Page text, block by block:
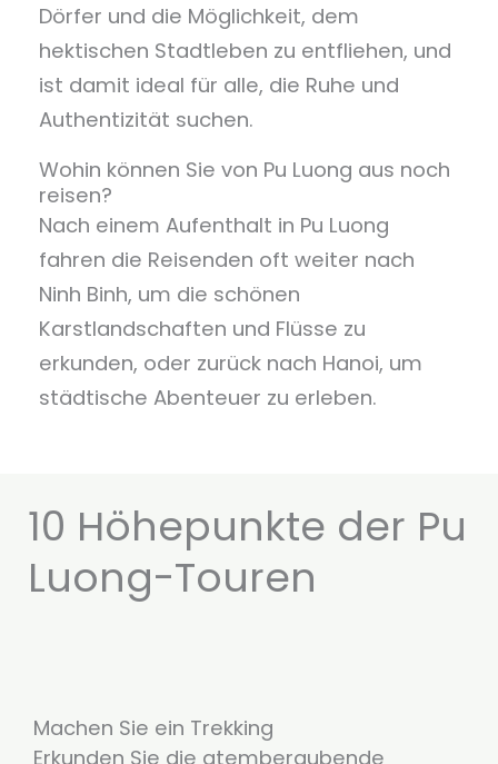
Dörfer und die Möglichkeit, dem
hektischen Stadtleben zu entfliehen, und
ist damit ideal für alle, die Ruhe und
Authentizität suchen.
Wohin können Sie von Pu Luong aus noch
reisen?
Nach einem Aufenthalt in Pu Luong
fahren die Reisenden oft weiter nach
Ninh Binh, um die schönen
Karstlandschaften und Flüsse zu
erkunden, oder zurück nach Hanoi, um
städtische Abenteuer zu erleben.
10 Höhepunkte der Pu
Luong-Touren
Machen Sie ein Trekking
Erkunden Sie die atemberaubende